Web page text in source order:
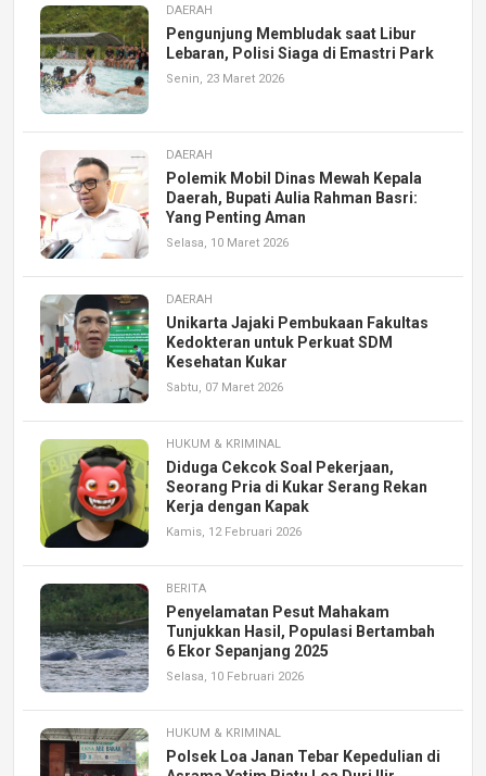
DAERAH
Pengunjung Membludak saat Libur
Lebaran, Polisi Siaga di Emastri Park
Senin, 23 Maret 2026
DAERAH
Polemik Mobil Dinas Mewah Kepala
Daerah, Bupati Aulia Rahman Basri:
Yang Penting Aman
Selasa, 10 Maret 2026
DAERAH
Unikarta Jajaki Pembukaan Fakultas
Kedokteran untuk Perkuat SDM
Kesehatan Kukar
Sabtu, 07 Maret 2026
HUKUM & KRIMINAL
Diduga Cekcok Soal Pekerjaan,
Seorang Pria di Kukar Serang Rekan
Kerja dengan Kapak
Kamis, 12 Februari 2026
BERITA
Penyelamatan Pesut Mahakam
Tunjukkan Hasil, Populasi Bertambah
6 Ekor Sepanjang 2025
Selasa, 10 Februari 2026
HUKUM & KRIMINAL
Polsek Loa Janan Tebar Kepedulian di